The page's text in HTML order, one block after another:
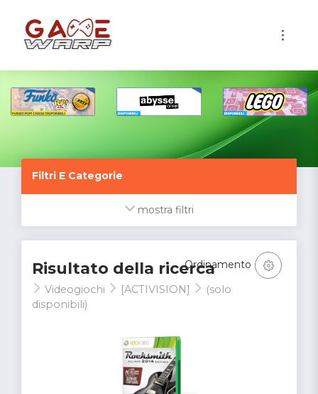
Filtri E Categorie
mostra filtri
Risultato della ricerca
Videogiochi [ACTIVISION]
(solo
disponibili)
Ordinamento